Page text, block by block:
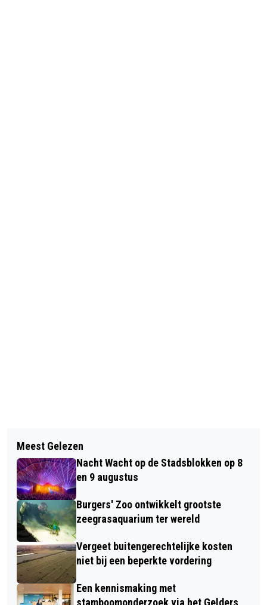
PVDA ARNHEM LANCEERT
WOONMANIFEST
BELASTINGAANSLAG IN AANTOCHT,
PER POST OF DIGITAAL
Meest Gelezen
Nacht Wacht op de Stadsblokken op 8
en 9 augustus
Burgers' Zoo ontwikkelt grootste
zeegrasaquarium ter wereld
Vergeet buitengerechtelijke kosten
niet bij een beperkte vordering
Een kennismaking met